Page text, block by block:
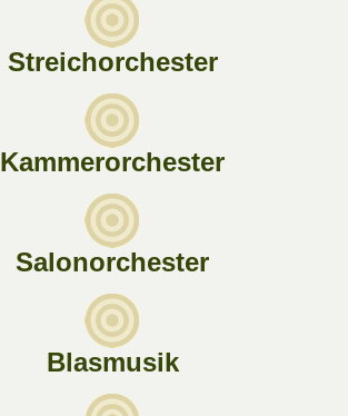
Streichorchester
Kammerorchester
Salonorchester
Blasmusik